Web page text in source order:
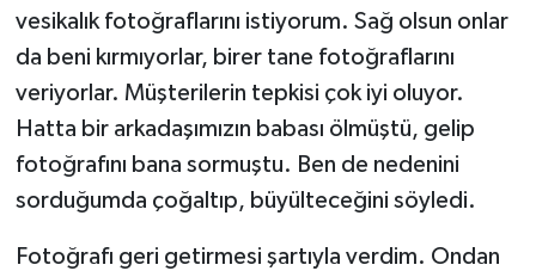
vesikalık fotoğraflarını istiyorum. Sağ olsun onlar
da beni kırmıyorlar, birer tane fotoğraflarını
veriyorlar. Müşterilerin tepkisi çok iyi oluyor.
Hatta bir arkadaşımızın babası ölmüştü, gelip
fotoğrafını bana sormuştu. Ben de nedenini
sorduğumda çoğaltıp, büyülteceğini söyledi.
Fotoğrafı geri getirmesi şartıyla verdim. Ondan